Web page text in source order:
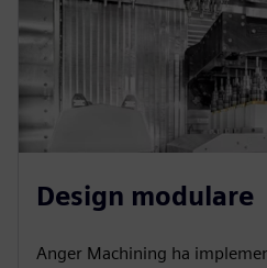
Design modulare
Anger Machining ha